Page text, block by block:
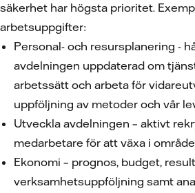
säkerhet har högsta prioritet.
arbetsuppgifter:
Personal- och resursplanering -
avdelningen uppdaterad om
arbetssätt och arbeta för
uppföljning av metoder och vår
Utveckla avdelningen – aktivt
medarbetare för att växa i
Ekonomi – prognos, budget,
verksamhetsuppföljning samt